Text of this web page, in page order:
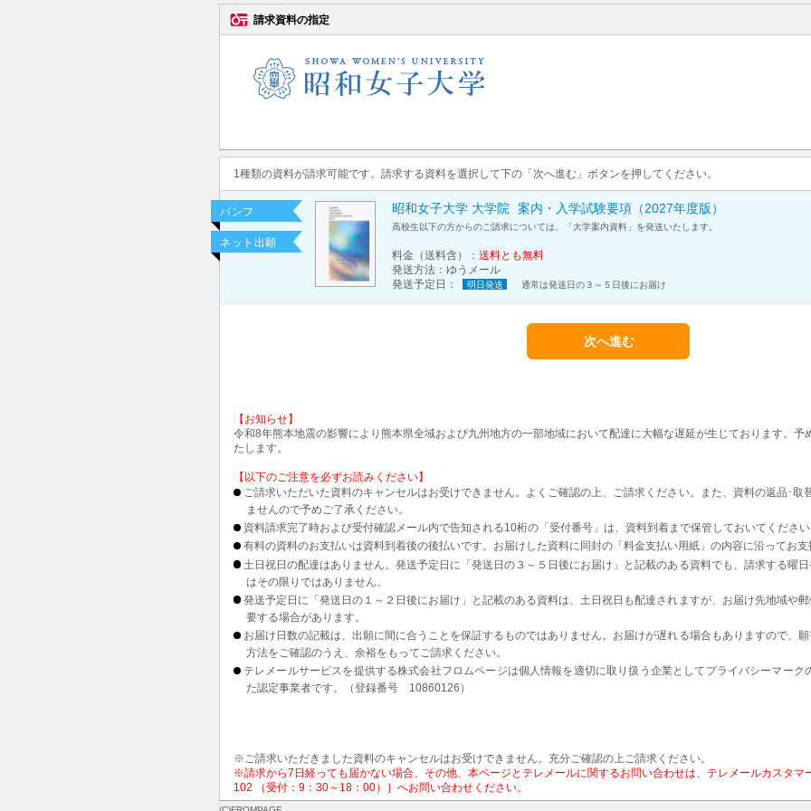
請求資料の指定
1種類の資料が請求可能です。請求する資料を選択して下の「次へ進む」ボタンを押してください。
パンフ
ネット出願
昭和女子大学 大学院 案内・入学試験要項（2027年度版）
高校生以下の方からのご請求については、「大学案内資料」を発送いたします。
料金（送料含）： 送料とも無料
発送方法： ゆうメール
発送予定日：
明日発送 通常は発送日の３～５日後にお届け
【お知らせ】
令和8年熊本地震の影響により熊本県全域および九州地方の一部地域において配達に大幅な遅延が生じております。予
たします。
【以下のご注意を必ずお読みください】
ご請求いただいた資料のキャンセルはお受けできません。よくご確認の上、ご請求ください。また、資料の返品･取
ませんので予めご了承ください。
資料請求完了時および受付確認メール内で告知される10桁の「受付番号」は、資料到着まで保管しておいてくださ
有料の資料のお支払いは資料到着後の後払いです。お届けした資料に同封の「料金支払い用紙」の内容に沿ってお
土日祝日の配達はありません。発送予定日に「発送日の３～５日後にお届け」と記載のある資料でも、請求する曜
はその限りではありません。
発送予定日に「発送日の１～２日後にお届け」と記載のある資料は、土日祝日も配達されますが、お届け先地域や
要する場合があります。
お届け日数の記載は、出願に間に合うことを保証するものではありません。お届けが遅れる場合もありますので、
方法をご確認のうえ、余裕をもってご請求ください。
テレメールサービスを提供する株式会社フロムページは個人情報を適切に取り扱う企業としてプライバシーマーク
た認定事業者です。（登録番号 10860126）
※ご請求いただきました資料のキャンセルはお受けできません。充分ご確認の上ご請求ください。
※請求から7日経っても届かない場合、その他、本ページとテレメールに関するお問い合わせは、テレメールカスタ
102 （受付：9：30～18：00）］へお問い合わせください。